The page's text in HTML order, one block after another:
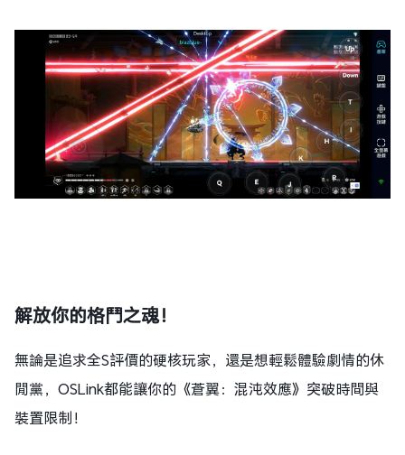
解放你的格鬥之魂！
無論是追求全S評價的硬核玩家，還是想輕鬆體驗劇情的休
閒黨，OSLink都能讓你的《蒼翼：混沌效應》突破時間與
裝置限制！